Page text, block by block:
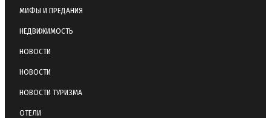
МИФЫ И ПРЕДАНИЯ
НЕДВИЖИМОСТЬ
НОВОСТИ
НОВОСТИ
НОВОСТИ ТУРИЗМА
ОТЕЛИ